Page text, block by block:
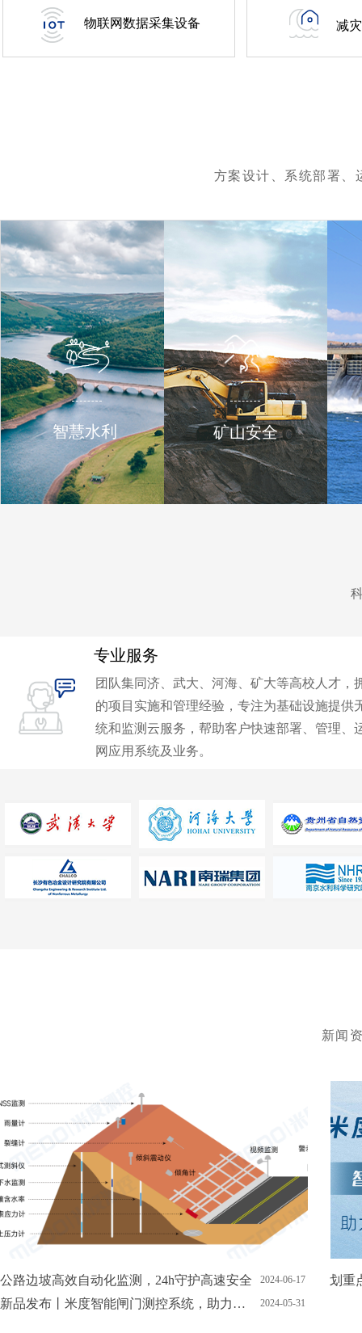
物联网数据采集设备 减
智慧水利 矿山安全
方案设计、系统部署、
团队集同济、武大、河海、矿大等高校人才，
的项目实施和管理经验，专注为基础设施提供
统和监测云服务，帮助客户快速部署、管理、
网应用系统及业务。
专业服务
新闻
2024-06-17
公路边坡高效自动化监测，24h守护高速安全
2024-05-31
新品发布丨米度智能闸门测控系统，助力灌区水资源高效利用